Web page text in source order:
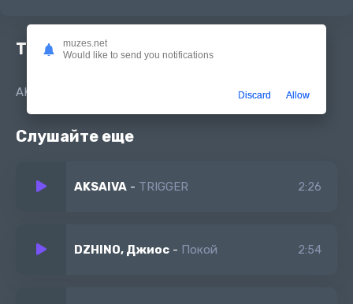
Текст песни
AKSAIVA, Джиос - Пьян на двоих
Слушайте еще
AKSAIVA - TRIGGER 2:26
DZHINO, Джиос - Покой 2:54
muzes.net
Would like to send you notifications
Discard Allow